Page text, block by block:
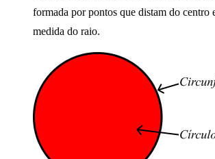
formada por pontos que distam do centro
medida do raio.